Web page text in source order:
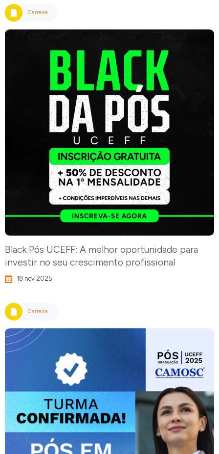
Carreira
Black Pós UCEFF: A melhor oportunidade para
investir no seu crescimento profissional
18 nov 2025
Carreira